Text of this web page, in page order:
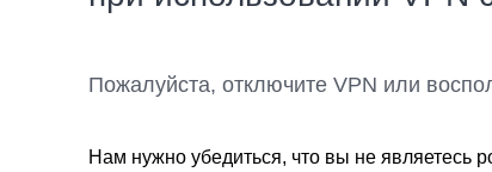
Пожалуйста, отключите VPN или
Нам нужно убедиться, что вы не являетесь